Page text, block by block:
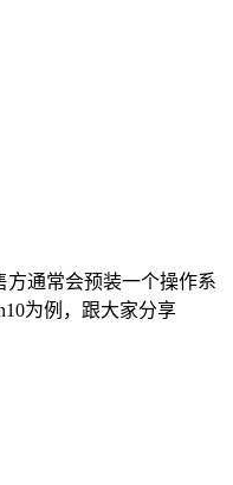
方通常会预装一个操作系
为例，跟大家分享